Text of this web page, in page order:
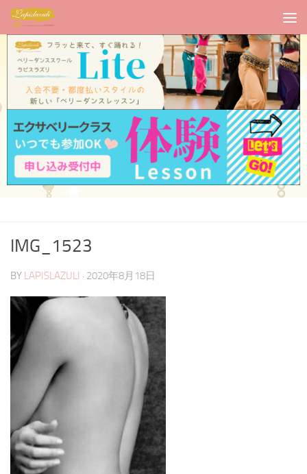
IMG_1523
BY LAPISLAZULI · 2020年8月18日